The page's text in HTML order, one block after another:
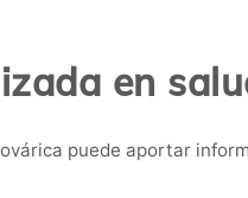
en
puede aportar